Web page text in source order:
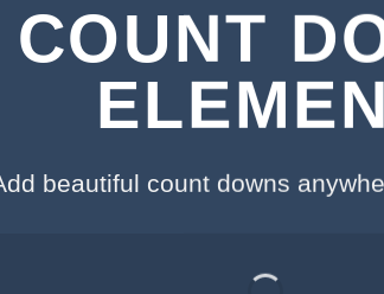
COUNT
beautiful count downs